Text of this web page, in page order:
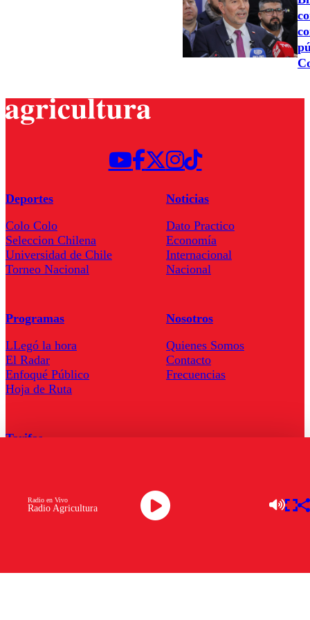
Radio Agricultura
Radio en Vivo
Deportes
Colo Colo
Seleccion Chilena
Universidad de Chile
Torneo Nacional
Noticias
Dato Practico
Economía
Internacional
Nacional
Programas
LLegó la hora
El Radar
Enfoqué Público
Hoja de Ruta
Nosotros
Quienes Somos
Contacto
Frecuencias
Tarifas
Descarga la APP